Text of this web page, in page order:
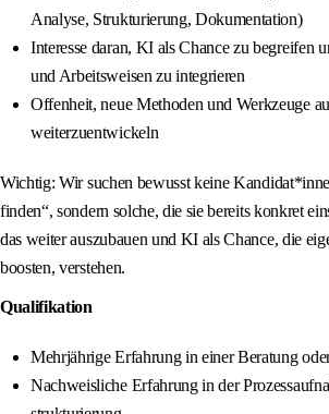
Analyse, Strukturierung, Dokumentation)
Interesse daran, KI als Chance zu begreifen
und Arbeitsweisen zu integrieren
Offenheit, neue Methoden und Werkzeuge
weiterzuentwickeln
Wichtig: Wir suchen bewusst keine
finden“, sondern solche, die sie bereits konkret
das weiter auszubauen und KI als Chance, die
boosten, verstehen.
Qualifikation
Mehrjährige Erfahrung in einer Beratung
Nachweisliche Erfahrung in der